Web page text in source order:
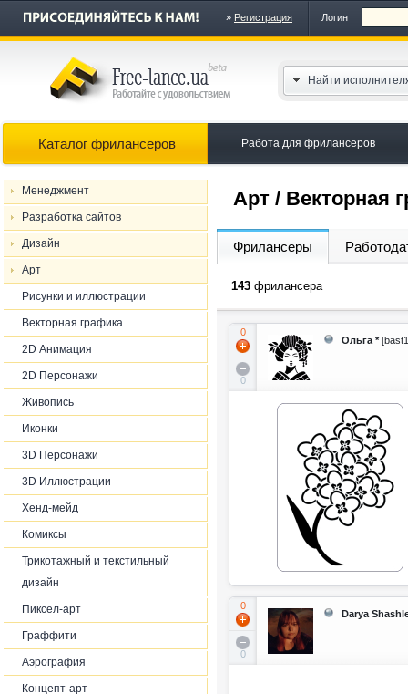
» Регистрация Логин
Найти
Каталог фрилансеров Работа для фрилансеров
Менеджмент
Разработка сайтов
Дизайн
Арт
Рисунки и иллюстрации
Векторная графика
2D Анимация
2D Персонажи
Живопись
Иконки
3D Персонажи
3D Иллюстрации
Хенд-мейд
Комиксы
Трикотажный и текстильный
дизайн
Пиксел-арт
Граффити
Аэрография
Концепт-арт
Арт / Векторная
Фрилансеры
143 фрилансера
0
0
Ольга *
0
0
Darya